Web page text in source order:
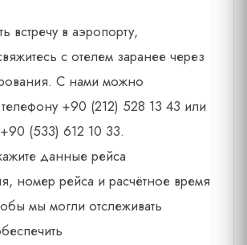
встречу в аэропорту,
с отелем заранее через
С нами можно
телефону +90 (212) 528 13 43 или
(533) 612 10 33.
данные рейса
номер рейса и расчётное время
мы могли отслеживать